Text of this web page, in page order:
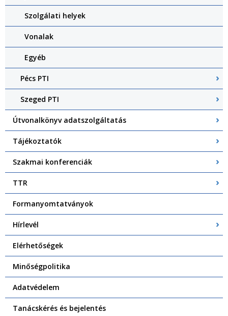
Szolgálati helyek
Vonalak
Egyéb
Pécs PTI
Szeged PTI
Útvonalkönyv adatszolgáltatás
Tájékoztatók
Szakmai konferenciák
TTR
Formanyomtatványok
Hírlevél
Elérhetőségek
Minőségpolitika
Adatvédelem
Tanácskérés és bejelentés